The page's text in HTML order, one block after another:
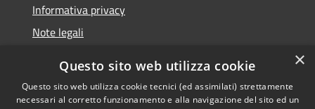
Informativa privacy
Note legali
×
Questo sito web utilizza cookie
Questo sito web utilizza cookie tecnici (ed assimilati) strettamente
necessari al corretto funzionamento e alla navigazione del sito ed un